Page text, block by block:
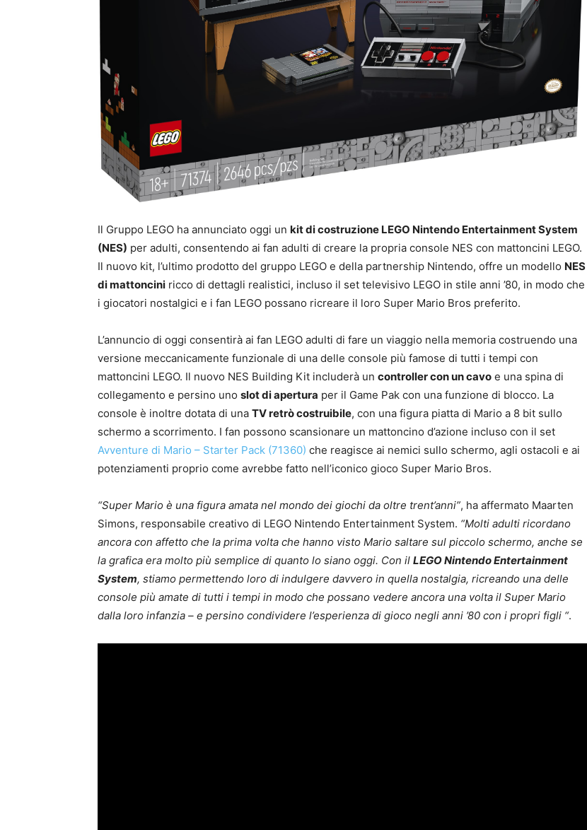
Il Gruppo LEGO ha annunciato oggi un kit di costruzione LEGO Nintendo Entertainment System
(NES) per adulti, consentendo ai fan adulti di creare la propria console NES con mattoncini LEGO.
Il nuovo kit, l’ultimo prodotto del gruppo LEGO e della partnership Nintendo, offre un modello NES
di mattoncini ricco di dettagli realistici, incluso il set televisivo LEGO in stile anni ’80, in modo che
i giocatori nostalgici e i fan LEGO possano ricreare il loro Super Mario Bros preferito.
L’annuncio di oggi consentirà ai fan LEGO adulti di fare un viaggio nella memoria costruendo una
versione meccanicamente funzionale di una delle console più famose di tutti i tempi con
mattoncini LEGO. Il nuovo NES Building Kit includerà un controller con un cavo e una spina di
collegamento e persino uno slot di apertura per il Game Pak con una funzione di blocco. La
console è inoltre dotata di una TV retrò costruibile, con una figura piatta di Mario a 8 bit sullo
schermo a scorrimento. I fan possono scansionare un mattoncino d’azione incluso con il set
Avventure di Mario – Starter Pack (71360) che reagisce ai nemici sullo schermo, agli ostacoli e ai
potenziamenti proprio come avrebbe fatto nell’iconico gioco Super Mario Bros.
“Super Mario è una figura amata nel mondo dei giochi da oltre trent’anni”, ha affermato Maarten
Simons, responsabile creativo di LEGO Nintendo Entertainment System. “Molti adulti ricordano
ancora con affetto che la prima volta che hanno visto Mario saltare sul piccolo schermo, anche se
la grafica era molto più semplice di quanto lo siano oggi. Con il LEGO Nintendo Entertainment
System, stiamo permettendo loro di indulgere davvero in quella nostalgia, ricreando una delle
console più amate di tutti i tempi in modo che possano vedere ancora una volta il Super Mario
dalla loro infanzia – e persino condividere l’esperienza di gioco negli anni ’80 con i propri figli “.